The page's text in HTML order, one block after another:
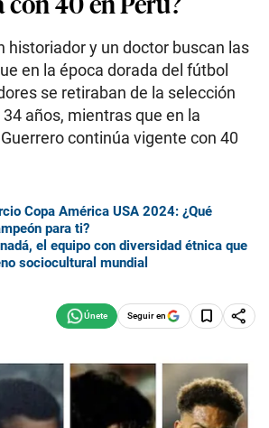
historiador y un doctor buscan las
en la época dorada del fútbol
se retiraban de la selección
años, mientras que en la
continúa vigente con 40
Copa América USA 2024: ¿Qué
para ti?
el equipo con diversidad étnica que
sociocultural mundial
Seguir en